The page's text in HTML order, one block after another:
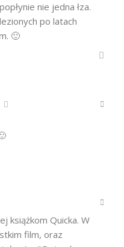
nie jedna łza.
po latach
🙂
książkom Quicka. W
film, oraz